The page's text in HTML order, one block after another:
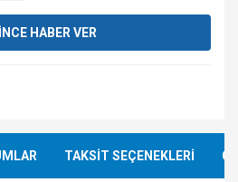
HABER VER
TAKSİT SEÇENEKLERİ